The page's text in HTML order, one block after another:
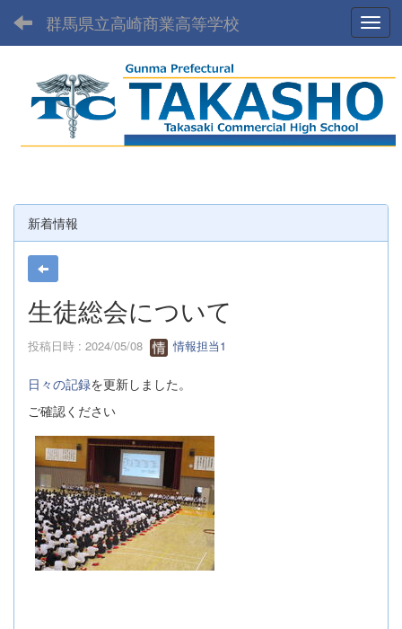
群馬県立高崎商業高等学校
新着情報
生徒総会について
投稿日時 : 2024/05/08 情報担当1
日々の記録を更新しました。
ご確認ください